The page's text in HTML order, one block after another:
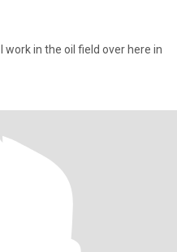
work in the oil field over here in